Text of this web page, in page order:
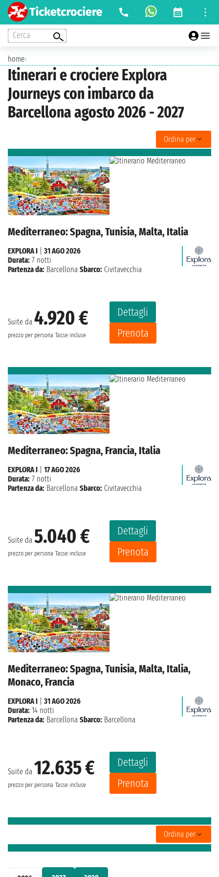
Cerca
home›
Itinerari e crociere Explora
Journeys con imbarco da
Barcellona agosto 2026 - 2027
Ordina per
Mediterraneo: Spagna, Tunisia, Malta, Italia
Suite da 4.920 €
prezzo per persona Tasse incluse
Dettagli
Prenota
EXPLORA I
31 AGO 2026
Durata: 7 notti
Partenza da: Barcellona Sbarco: Civitavecchia
Mediterraneo: Spagna, Francia, Italia
Suite da 5.040 €
prezzo per persona Tasse incluse
Dettagli
Prenota
EXPLORA I
17 AGO 2026
Durata: 7 notti
Partenza da: Barcellona Sbarco: Civitavecchia
Mediterraneo: Spagna, Tunisia, Malta, Italia,
Monaco, Francia
Suite da 12.635 €
prezzo per persona Tasse incluse
Dettagli
Prenota
EXPLORA I
31 AGO 2026
Durata: 14 notti
Partenza da: Barcellona Sbarco: Barcellona
Ordina per